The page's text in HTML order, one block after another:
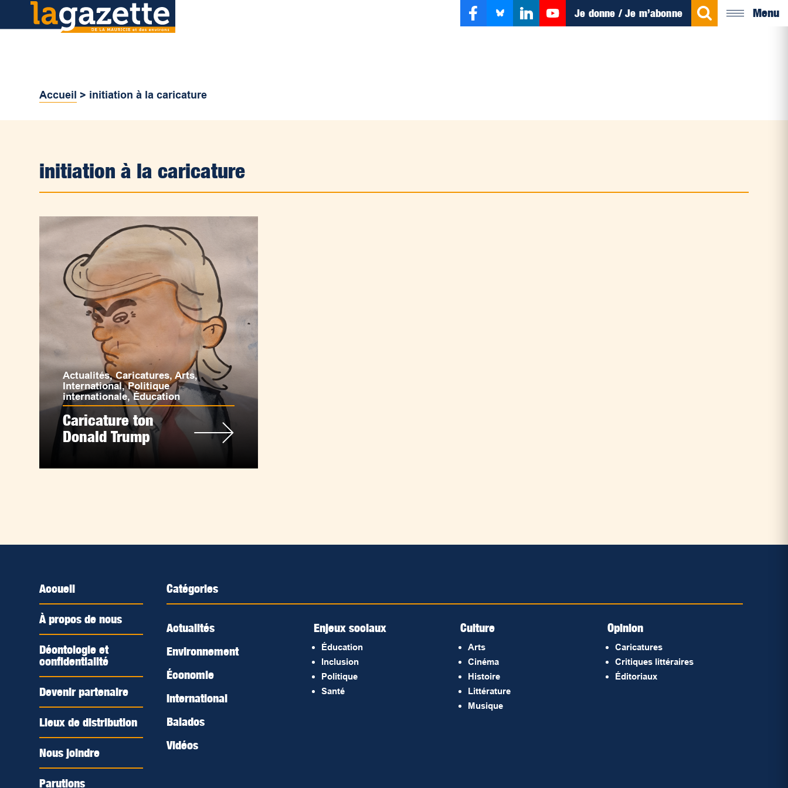
Je donne / Je m’abonne Menu
Accueil > initiation à la caricature
initiation à la caricature
Actualités,Caricatures,Arts,
International,Politique
internationale,Éducation
Caricature ton
Donald Trump
Accueil
À propos de nous
Déontologie et
confidentialité
Devenir partenaire
Lieux de distribution
Nous joindre
Parutions
Catégories
Actualités
Environnement
Économie
International
Balados
Vidéos
Enjeux sociaux
Éducation
Inclusion
Politique
Santé
Culture
Arts
Cinéma
Histoire
Littérature
Musique
Opinion
Caricatures
Critiques littéraires
Éditoriaux